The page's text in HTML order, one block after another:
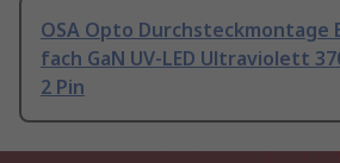
OSA Opto Durchsteckmontage
fach GaN UV-LED Ultraviolett
2 Pin